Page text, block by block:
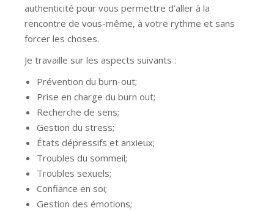
authenticité pour vous permettre d’aller à la
rencontre de vous-même, à votre rythme et sans
forcer les choses.
Je travaille sur les aspects suivants :
Prévention du burn-out;
Prise en charge du burn out;
Recherche de sens;
Gestion du stress;
États dépressifs et anxieux;
Troubles du sommeil;
Troubles sexuels;
Confiance en soi;
Gestion des émotions;